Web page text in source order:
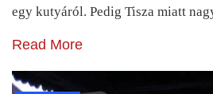
egy kutyáról. Pedig Tisza miatt
Read More